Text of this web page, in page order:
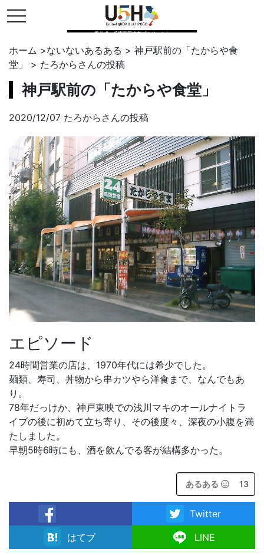
toggle navigation
県公式・兵庫五国連邦プロジェクト
ホーム >ないないあるある > 神戸駅前の「たからや食
堂」
> たろから さんの投稿
神戸駅前の「たからや食堂」
2020/12/07 たろからさんの投稿
エピソード
24時間営業の店は、1970年代には希少でした。
麺類、寿司、丼物から串カツやら洋食まで、なんでもあ
り。
78年だっけか、神戸東映での浅川マキのオールナイトラ
イブの後に初めて立ち寄り、その後度々、深夜の小腹を満
たしました。
早朝5時6時にも、酒を飲んでる客が結構多かった。
あるある 13
facebook
Twitter
はてブ
LINE